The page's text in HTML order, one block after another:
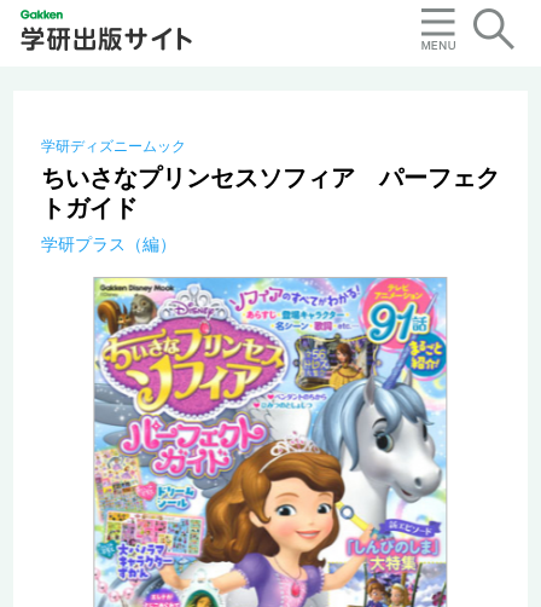
学研ディズニームック
ちいさなプリンセスソフィア パーフェク
トガイド
学研プラス（編）